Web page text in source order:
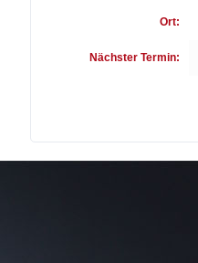
Ort:
Nächster Termin: